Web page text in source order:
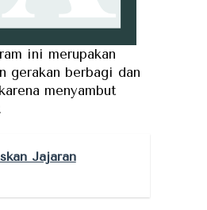
ini merupakan
gerakan berbagi dan
menyambut
Jajaran